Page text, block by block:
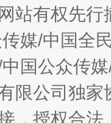
从幼
站有权先
媒/中国全
国公众传
限公司独
，授权合